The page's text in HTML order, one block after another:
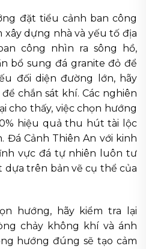
đặt tiểu cảnh ban công
dựng nhà và yếu tố địa
công nhìn ra sông hồ,
bổ sung đá granite đỏ để
đối diện đường lớn, hãy
chắn sát khí. Các nghiên
cho thấy, việc chọn hướng
hiệu quả thu hút tài lộc
Đá Cảnh Thiên An với kinh
vực đá tự nhiên luôn tư
trên bản vẽ cụ thể của
hướng, hãy kiểm tra lại
chảy không khí và ánh
hướng đúng sẽ tạo cảm